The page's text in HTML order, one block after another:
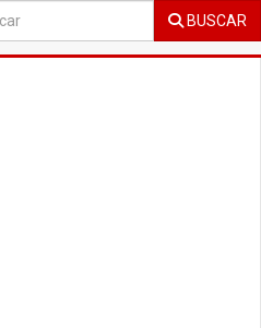
BUSCAR
DE OPINIÓN